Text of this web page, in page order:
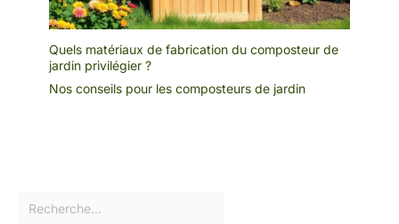
Quels matériaux de fabrication du composteur de
jardin privilégier ?
Nos conseils pour les composteurs de jardin